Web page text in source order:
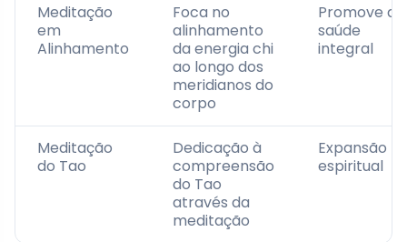
Meditação
em
Alinhamento
Foca no
alinhamento
da energia chi
ao longo dos
meridianos do
corpo
Promove a
saúde
integral
Meditação
do Tao
Dedicação à
compreensão
do Tao
através da
meditação
Expansão
espiritual